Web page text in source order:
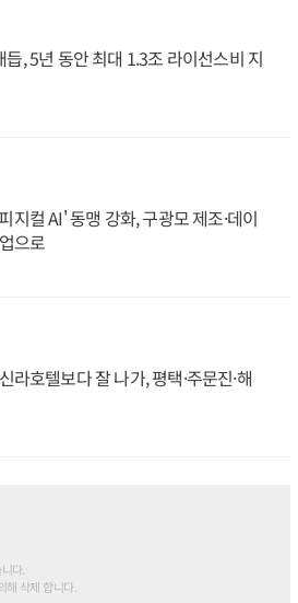
, 5년 동안 최대 1.3조 라이선스비 지
지컬 AI' 동맹 강화, 구광모 제조·데이
으로
호텔보다 잘 나가, 평택·주문진·해
다.
해 삭제 합니다.